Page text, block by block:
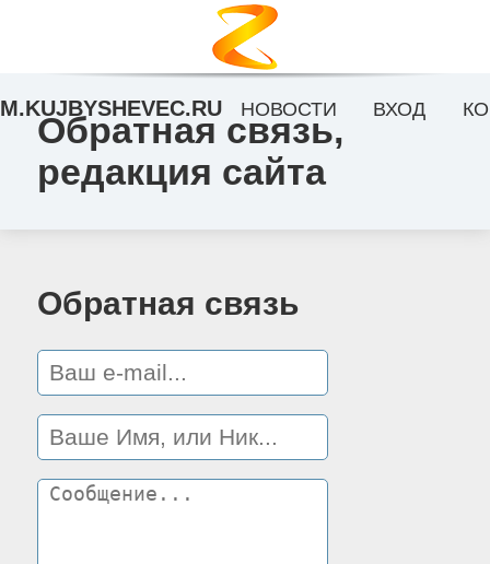
Обратная связь,
редакция сайта
Обратная связь
M.KUJBYSHEVEC.RU НОВОСТИ ВХОД